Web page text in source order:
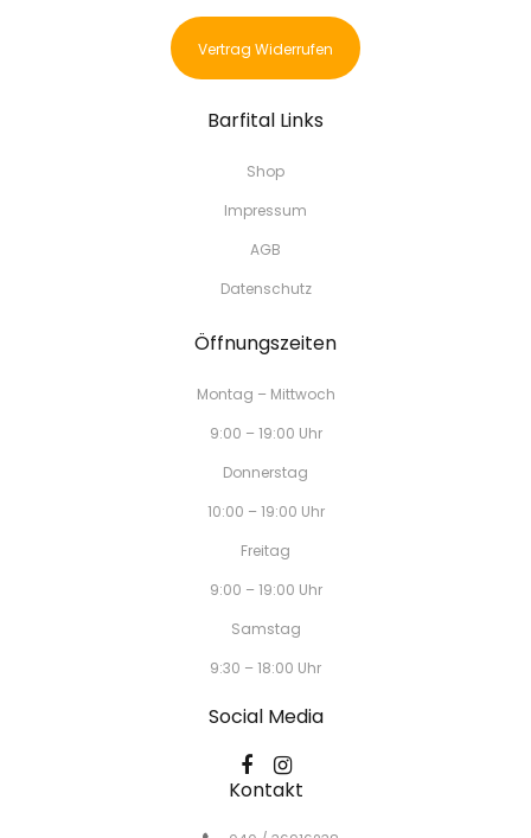
Vertrag Widerrufen
Barfital Links
Shop
Impressum
AGB
Datenschutz
Öffnungszeiten
Montag – Mittwoch
9:00 – 19:00 Uhr
Donnerstag
10:00 – 19:00 Uhr
Freitag
9:00 – 19:00 Uhr
Samstag
9:30 – 18:00 Uhr
Social Media
Kontakt